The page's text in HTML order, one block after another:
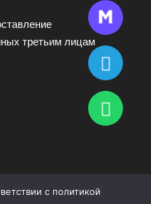
третьим лицам
с политикой